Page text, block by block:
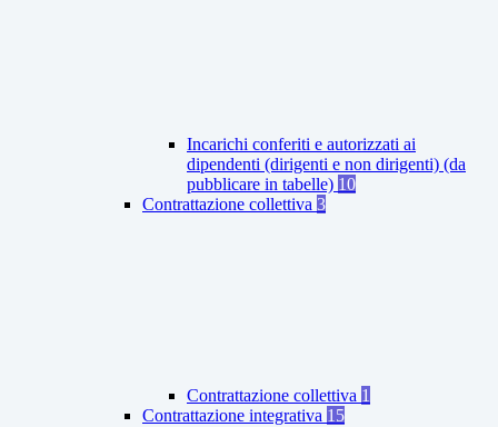
Incarichi conferiti e autorizzati ai
dipendenti (dirigenti e non dirigenti) (da
pubblicare in tabelle) 10
Contrattazione collettiva 3
Contrattazione collettiva 1
Contrattazione integrativa 15